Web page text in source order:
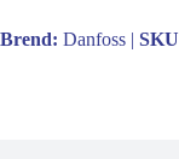
Brend: Danfoss |